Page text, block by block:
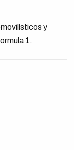
y
1.